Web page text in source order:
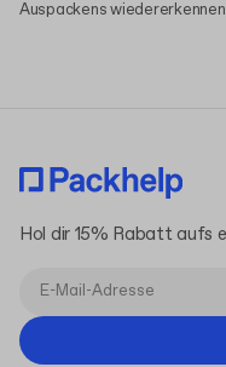
Auspackens
Hol dir 15% Rabatt aufs